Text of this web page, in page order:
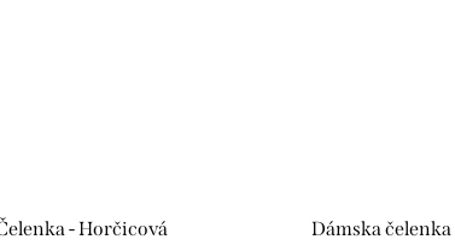
- Horčicová Dámska